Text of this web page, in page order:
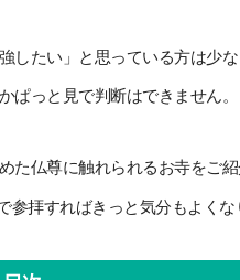
したい」と思っている方は少
ぱっと見で判断はできません。
た仏尊に触れられるお寺をご
拝すればきっと気分もよくな